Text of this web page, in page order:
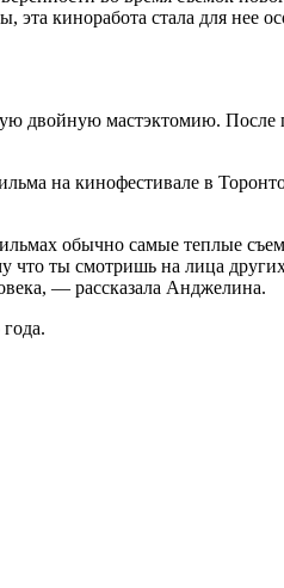
эта киноработа стала для нее
двойную мастэктомию.
на кинофестивале в
обычно самые теплые
что ты смотришь на лица
— рассказала Анджелина.